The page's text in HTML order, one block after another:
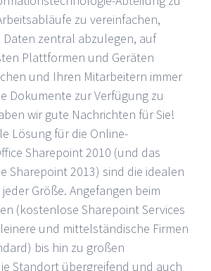
zu vereinfachen,
zentral abzulegen, auf
Plattformen und Geräten
und Ihren Mitarbeitern immer
Dokumente zur Verfügung zu
wir gute Nachrichten für Sie!
Lösung für die Online-
Sharepoint 2010 (und das
Sharepoint 2013) sind die idealen
Größe. Angefangen beim
(kostenlose Sharepoint Services
und mittelständische Firmen
bis hin zu großen
Standort übergreifend und auch